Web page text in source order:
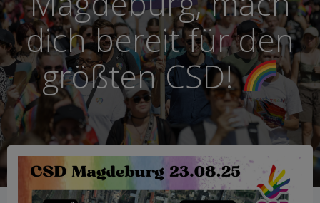
dich bereit für den
größten CSD!